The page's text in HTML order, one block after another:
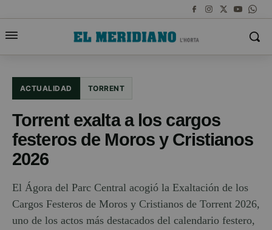
ACTUALIDAD TORRENT
Torrent exalta a los cargos
festeros de Moros y Cristianos
2026
El Ágora del Parc Central acogió la Exaltación de los
Cargos Festeros de Moros y Cristianos de Torrent 2026,
uno de los actos más destacados del calendario festero,